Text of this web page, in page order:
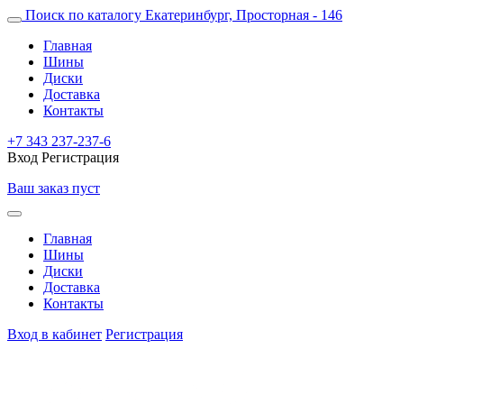
Поиск по каталогу Екатеринбург, Просторная - 146
Главная
Шины
Диски
Доставка
Контакты
+7 343 237-237-6
Вход Регистрация
Ваш заказ пуст
Главная
Шины
Диски
Доставка
Контакты
Вход в кабинет Регистрация